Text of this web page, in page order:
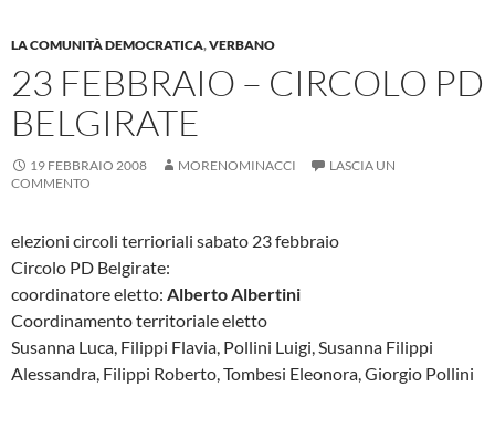
LA COMUNITÀ DEMOCRATICA,VERBANO
23 FEBBRAIO – CIRCOLO PD
BELGIRATE
19 FEBBRAIO 2008 MORENOMINACCI
LASCIA UN
COMMENTO
elezioni circoli terrioriali sabato 23 febbraio
Circolo PD Belgirate:
coordinatore eletto: Alberto Albertini
Coordinamento territoriale eletto
Susanna Luca, Filippi Flavia, Pollini Luigi, Susanna Filippi
Alessandra, Filippi Roberto, Tombesi Eleonora, Giorgio Pollini